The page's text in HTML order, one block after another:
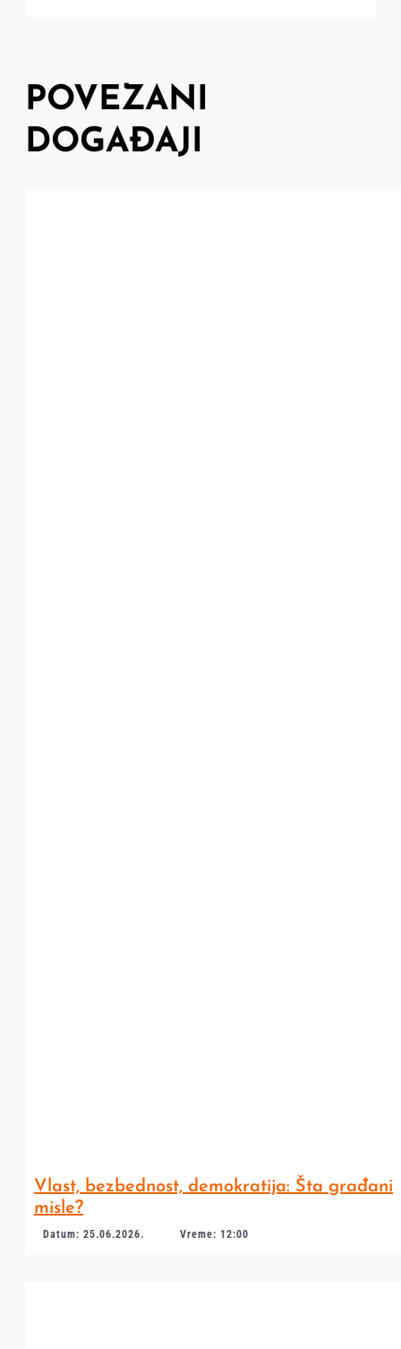
POVEZANI
DOGAĐAJI
Vlast, bezbednost, demokratija: Šta građani
misle?
Datum: 25.06.2026. Vreme: 12:00